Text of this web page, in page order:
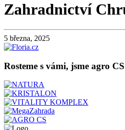
Zahradnictví
5 března, 2025
Rosteme s vámi, jsme agro CS